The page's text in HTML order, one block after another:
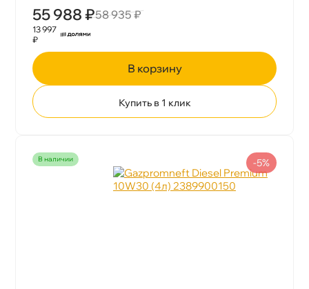
55 988 ₽58 935 ₽
13 997
₽
корзину
Купить в 1 клик
наличии -5%